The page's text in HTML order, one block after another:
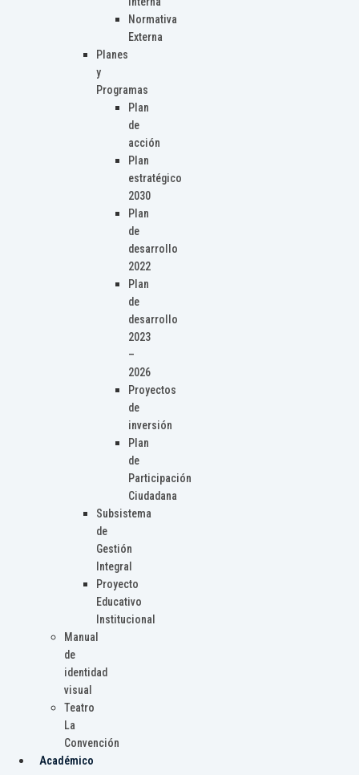
Normativa
Externa
Planes
y
Programas
Plan
de
acción
Plan
estratégico
2030
Plan
de
desarrollo
2022
Plan
de
desarrollo
2023
–
2026
Proyectos
de
inversión
Plan
de
Participación
Ciudadana
Subsistema
de
Gestión
Integral
Proyecto
Educativo
Institucional
Manual
de
identidad
visual
Teatro
La
Convención
Académico